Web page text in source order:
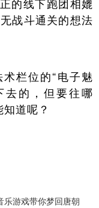
战斗通关的想法
栏位的“电子魅
去的，但要往哪
道呢？
乐游戏带你梦回唐朝